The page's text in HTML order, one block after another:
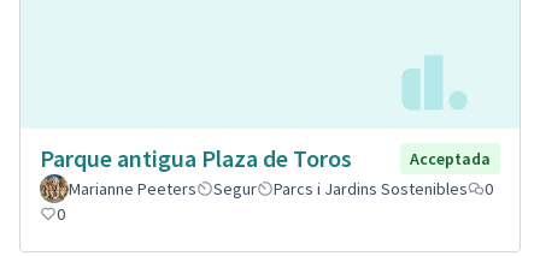
Parque antigua Plaza de Toros
Acceptada
Marianne Peeters
Segur Parcs i Jardins Sostenibles
0
0